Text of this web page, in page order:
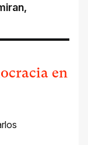
,
en